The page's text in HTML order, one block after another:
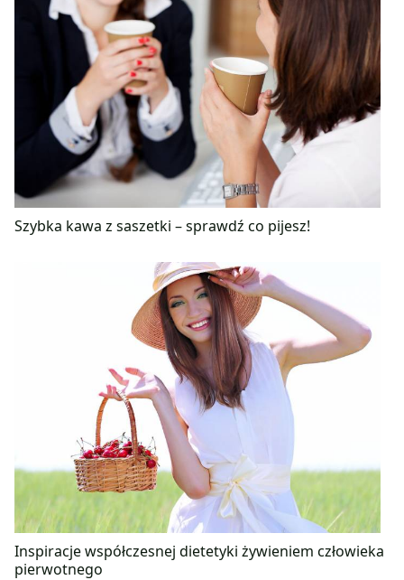
Szybka kawa z saszetki – sprawdź co pijesz!
Inspiracje współczesnej dietetyki żywieniem człowieka
pierwotnego